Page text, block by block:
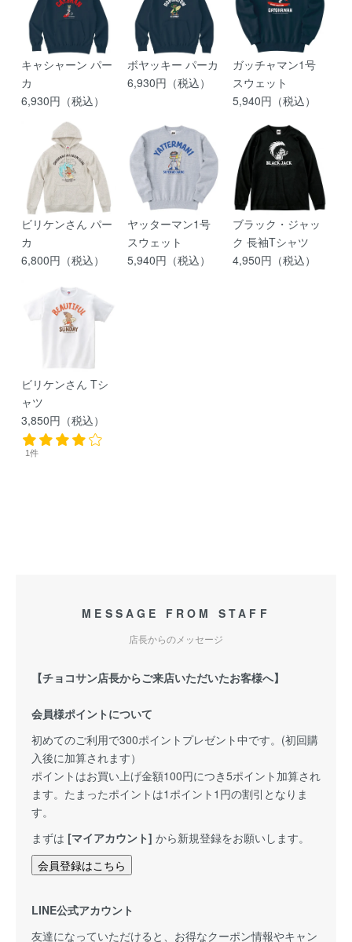
キャシャーン パー
カ
6,930円（税込）
ボヤッキー パーカ
6,930円（税込）
ガッチャマン1号
スウェット
5,940円（税込）
ビリケンさん パー
カ
6,800円（税込）
ヤッターマン1号
スウェット
5,940円（税込）
ブラック・ジャッ
ク 長袖Tシャツ
4,950円（税込）
ビリケンさん Tシ
ャツ
3,850円（税込）
1件
MESSAGE FROM STAFF
店長からのメッセージ
【チョコサン店長からご来店いただいたお客様へ】
会員様ポイントについて
初めてのご利用で300ポイントプレゼント中です。(初回購
入後に加算されます）
ポイントはお買い上げ金額100円につき5ポイント加算され
ます。たまったポイントは1ポイント1円の割引となりま
す。
まずは [マイアカウント] から新規登録をお願いします。
会員登録はこちら
LINE公式アカウント
友達になっていただけると、お得なクーポン情報やキャン